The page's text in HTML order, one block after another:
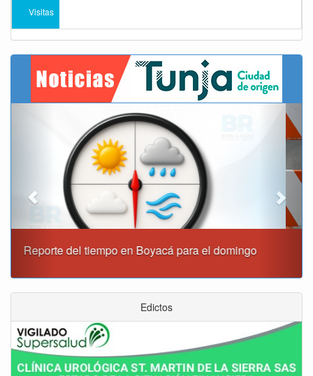
Visitas
Este domingo habrá cierres viales en Tunja
Next
Edictos